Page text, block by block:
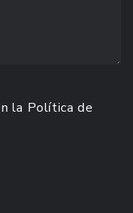
la Política de